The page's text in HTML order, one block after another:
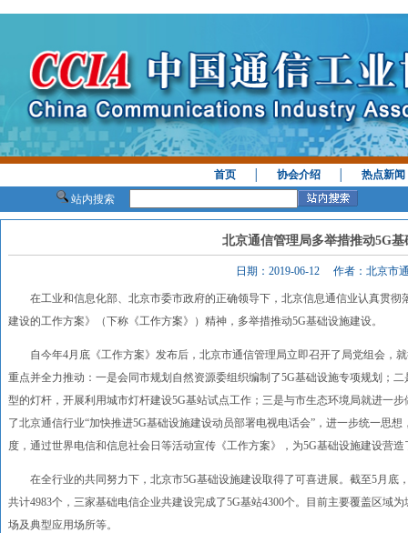
首页 │协会介绍 │热点新闻
站内搜索
北京通信管理局多举措推动5G基
日期：2019-06-12 作者：北京市
在工业和信息化部、北京市委市政府的正确领导下，北京信息通信业认真贯彻
建设的工作方案》（下称《工作方案》）精神，多举措推动5G基础设施建设。
自今年4月底《工作方案》发布后，北京市通信管理局立即召开了局党组会，
重点并全力推动：一是会同市规划自然资源委组织编制了5G基础设施专项规划；
型的灯杆，开展利用城市灯杆建设5G基站试点工作；三是与市生态环境局就进一
了北京通信行业“加快推进5G基础设施建设动员部署电视电话会”，进一步统一思
度，通过世界电信和信息社会日等活动宣传《工作方案》，为5G基础设施建设营
在全行业的共同努力下，北京市5G基础设施建设取得了可喜进展。截至5月底
共计4983个，三家基础电信企业共建设完成了5G基站4300个。目前主要覆盖区域
场及典型应用场所等。